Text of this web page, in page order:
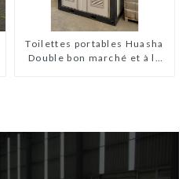
Toilettes portables Huasha
Double bon marché et à la